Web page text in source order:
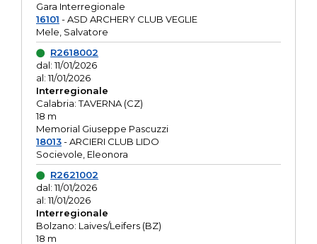
Gara Interregionale
16101 - ASD ARCHERY CLUB VEGLIE
Mele, Salvatore
R2618002
dal: 11/01/2026
al: 11/01/2026
Interregionale
Calabria: TAVERNA (CZ)
18 m
Memorial Giuseppe Pascuzzi
18013- ARCIERI CLUB LIDO
Socievole, Eleonora
R2621002
dal: 11/01/2026
al: 11/01/2026
Interregionale
Bolzano: Laives/Leifers (BZ)
18 m